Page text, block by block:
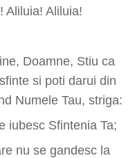
Aliluia! Aliluia!
Doamne, Stiu ca
si poti darui din
Numele Tau, striga:
iubesc Sfintenia Ta;
nu se gandesc la